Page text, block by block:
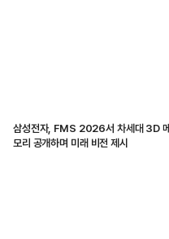
삼성전자, FMS 2026서 차세대 3D 메
모리 공개하며 미래 비전 제시